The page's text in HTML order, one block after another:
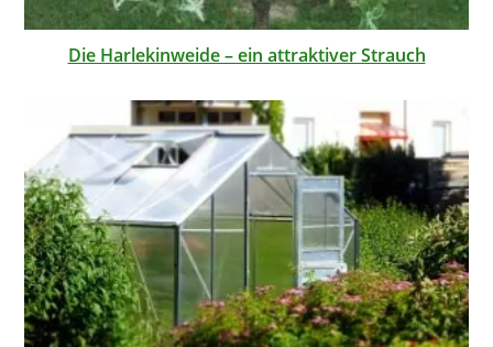
Die Harlekinweide – ein attraktiver Strauch